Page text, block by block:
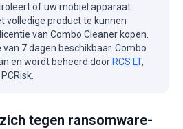
of uw mobiel apparaat
volledige product te kunnen
van Combo Cleaner kopen.
7 dagen beschikbaar. Combo
en wordt beheerd doorRCS LT,
tegen ransomware-